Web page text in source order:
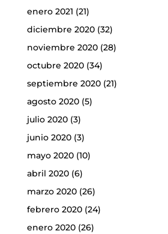
enero 2021 (21)
diciembre 2020(32)
noviembre 2020(28)
octubre 2020(34)
septiembre 2020(21)
agosto 2020(5)
julio 2020(3)
junio 2020(3)
mayo 2020(10)
abril 2020(6)
marzo 2020(26)
febrero 2020(24)
enero 2020(26)